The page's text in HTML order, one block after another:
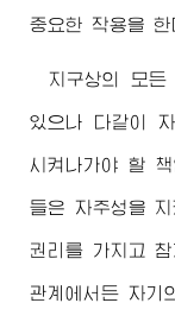
중요한 작용을 한
지구상의 모든
있으나 다같이
시켜나가야 할
들은 자주성을
권리를 가지고
관계에서든 자기